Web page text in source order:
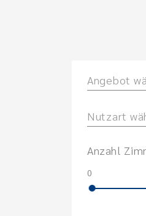
Angebot
Nutzart
Anzahl
0